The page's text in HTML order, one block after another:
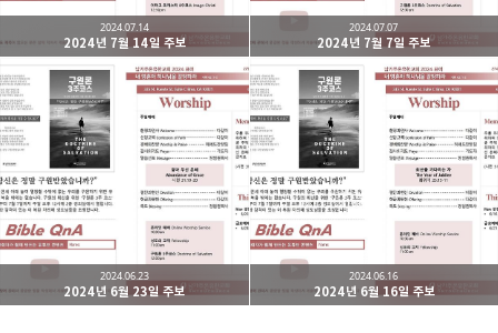
네이버 블로그
2024년 7월 14일 주보
2024.07.14
2024년 7월 7일 주보
2024.07.07
2024년 6월 23일 주보
2024.06.23
2024년 6월 16일 주보
2024.06.16